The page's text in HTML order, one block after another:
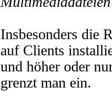
Insbesonders die
auf Clients
und höher oder
grenzt man ein.